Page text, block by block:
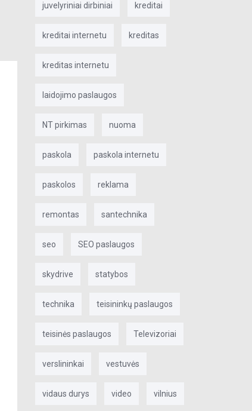
juvelyriniai dirbiniai kreditai
kreditai internetu kreditas
kreditas internetu
laidojimo paslaugos
NT pirkimas nuoma
paskola paskola internetu
paskolos reklama
remontas santechnika
seo SEO paslaugos
skydrive statybos
technika teisininkų paslaugos
teisinės paslaugos Televizoriai
verslininkai vestuvės
vidaus durys video vilnius